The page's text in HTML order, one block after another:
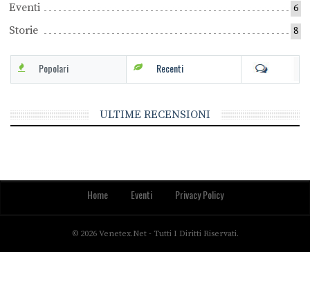
Eventi 6
Storie 8
Popolari Recenti
ULTIME RECENSIONI
Home Eventi Privacy Policy
© 2026 Venetex.net - Tutti I Diritti Riservati.